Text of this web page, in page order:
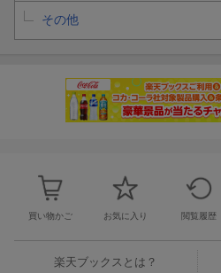
難易度: 中級
[3] TAKUMI/匠
難易度: 中級
[4] 渚のアデリーヌ
編成: ピアノ・ソロ
白雪姫
編成: ピアノ・ソロ
難易度: 中級
[6] 東京ディズニーランド®・エレク
その他
買い物かご お気に入り 閲覧履歴
楽天ブックスとは？